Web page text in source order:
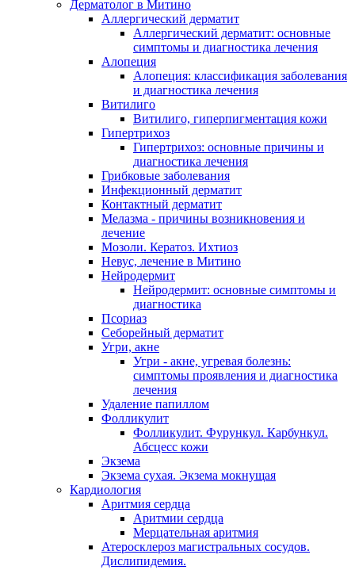
Дерматолог в Митино
Аллергический дерматит
Аллергический дерматит: основные
симптомы и диагностика лечения
Алопеция
Алопеция: классификация заболевания
и диагностика лечения
Витилиго
Витилиго, гиперпигментация кожи
Гипертрихоз
Гипертрихоз: основные причины и
диагностика лечения
Грибковые заболевания
Инфекционный дерматит
Контактный дерматит
Мелазма - причины возникновения и
лечение
Мозоли. Кератоз. Ихтиоз
Невус, лечение в Митино
Нейродермит
Нейродермит: основные симптомы и
диагностика
Псориаз
Себорейный дерматит
Угри, акне
Угри - акне, угревая болезнь:
симптомы проявления и диагностика
лечения
Удаление папиллом
Фолликулит
Фолликулит. Фурункул. Карбункул.
Абсцесс кожи
Экзема
Экзема сухая. Экзема мокнущая
Кардиология
Аритмия сердца
Аритмии сердца
Мерцательная аритмия
Атеросклероз магистральных сосудов.
Дислипидемия.